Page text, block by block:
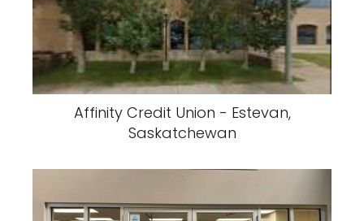
Affinity Credit Union - Estevan,
Saskatchewan